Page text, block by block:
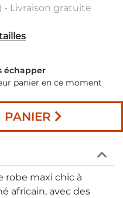
- Livraison gratuite
échapper
panier en ce moment
PANIER
robe maxi chic à
africain, avec des